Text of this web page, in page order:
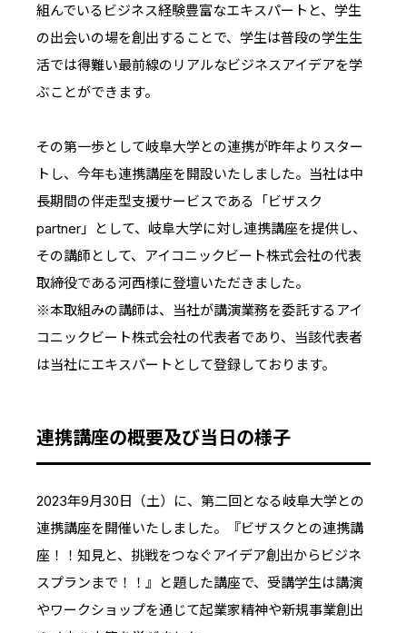
組んでいるビジネス経験豊富なエキスパートと、学生
の出会いの場を創出することで、学生は普段の学生生
活では得難い最前線のリアルなビジネスアイデアを学
ぶことができます。
その第一歩として岐阜大学との連携が昨年よりスター
トし、今年も連携講座を開設いたしました。当社は中
長期間の伴走型支援サービスである「ビザスク
partner」として、岐阜大学に対し連携講座を提供し、
その講師として、アイコニックビート株式会社の代表
取締役である河西様に登壇いただきました。
※本取組みの講師は、当社が講演業務を委託するアイ
コニックビート株式会社の代表者であり、当該代表者
は当社にエキスパートとして登録しております。
連携講座の概要及び当日の様子
2023年9月30日（土）に、第二回となる岐阜大学との
連携講座を開催いたしました。『ビザスクとの連携講
座！！知見と、挑戦をつなぐアイデア創出からビジネ
スプランまで！！』と題した講座で、受講学生は講演
やワークショップを通じて起業家精神や新規事業創出